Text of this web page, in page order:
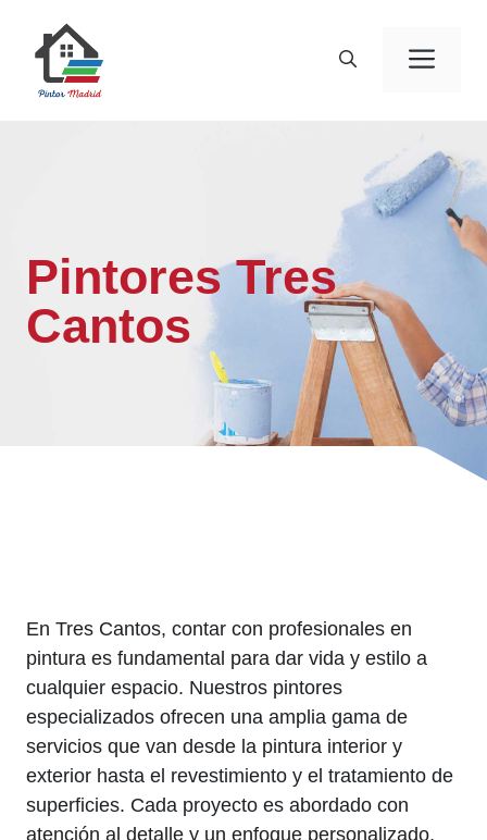
contenido
Pintores Tres
Cantos
En Tres Cantos, contar con profesionales en
pintura es fundamental para dar vida y estilo a
cualquier espacio. Nuestros pintores
especializados ofrecen una amplia gama de
servicios que van desde la pintura interior y
exterior hasta el revestimiento y el tratamiento de
superficies. Cada proyecto es abordado con
atención al detalle y un enfoque personalizado,